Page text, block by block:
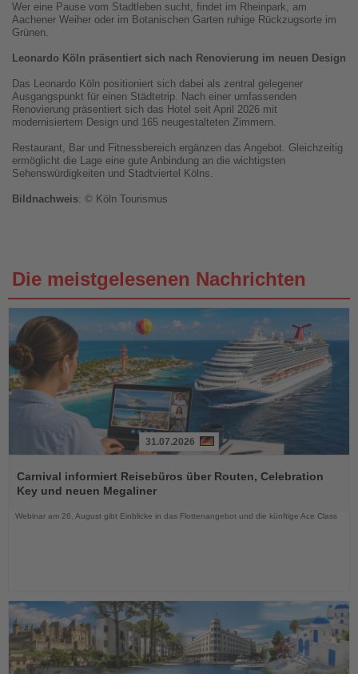
Wer eine Pause vom Stadtleben sucht, findet im Rheinpark, am
Aachener Weiher oder im Botanischen Garten ruhige Rückzugsorte im
Grünen.
Leonardo Köln präsentiert sich nach Renovierung im neuen Design
Das Leonardo Köln positioniert sich dabei als zentral gelegener
Ausgangspunkt für einen Städtetrip. Nach einer umfassenden
Renovierung präsentiert sich das Hotel seit April 2026 mit
modernisiertem Design und 165 neugestalteten Zimmern.
Restaurant, Bar und Fitnessbereich ergänzen das Angebot. Gleichzeitig
ermöglicht die Lage eine gute Anbindung an die wichtigsten
Sehenswürdigkeiten und Stadtviertel Kölns.
Bildnachweis: © Köln Tourismus
Die meistgelesenen Nachrichten
Sie
die
Nachrichten
31.07.2026
Carnival informiert Reisebüros über Routen, Celebration
Key und neuen Megaliner
Webinar am 26. August gibt Einblicke in das Flottenangebot und die künftige Ace Class